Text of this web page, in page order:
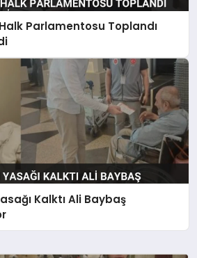
Parlamentosu Toplandı
Kalktı Ali Baybaş